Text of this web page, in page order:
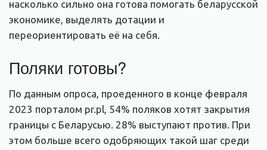
насколько сильно она готова помогать беларусской
экономике, выделять дотации и
переориентировать её на себя.
Поляки готовы?
По данным опроса, проеденного в конце февраля
2023 порталом pr.pl, 54% поляков хотят закрытия
границы с Беларусью. 28% выступают против. При
этом больше всего одобряющих такой шаг среди